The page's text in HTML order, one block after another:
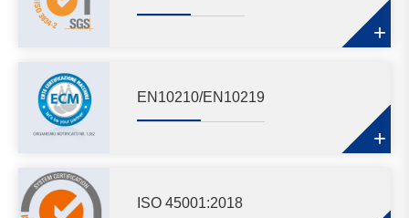
+
EN10210/EN10219
+
ISO 45001:2018